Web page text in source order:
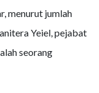
menurut jumlah
Yeiel, pejabat
seorang